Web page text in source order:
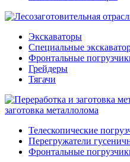
Экскаваторы
Специальные
Фронтальные
Грейдеры
Тягачи
заготовка металлолома
Телескопические
Перегружатели
Фронтальные